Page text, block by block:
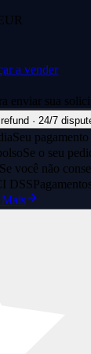
EUR
a vender
enviar sua
· 24/7
Seu
Se o seu
Se você não
DSS
Mais